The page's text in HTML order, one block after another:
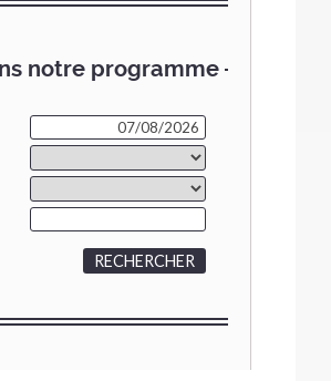
notre programme